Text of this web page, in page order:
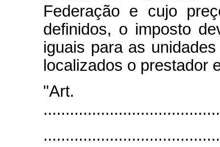
Federação e cujo
definidos, o imposto
iguais para as
localizados o prestador